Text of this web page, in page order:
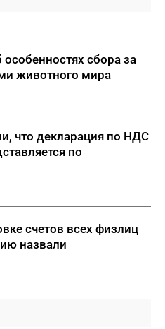
сбора за
животного мира
что декларация по НДС
по
счетов всех физлиц
назвали